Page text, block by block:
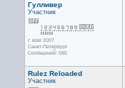
Гулливер
Участник
с мая 2007
Санкт-Петербург
Сообщений: 585
Rulez Reloaded
Участник